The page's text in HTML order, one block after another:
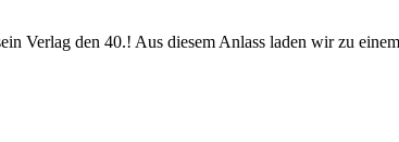
Verlag den 40.! Aus diesem Anlass laden wir zu